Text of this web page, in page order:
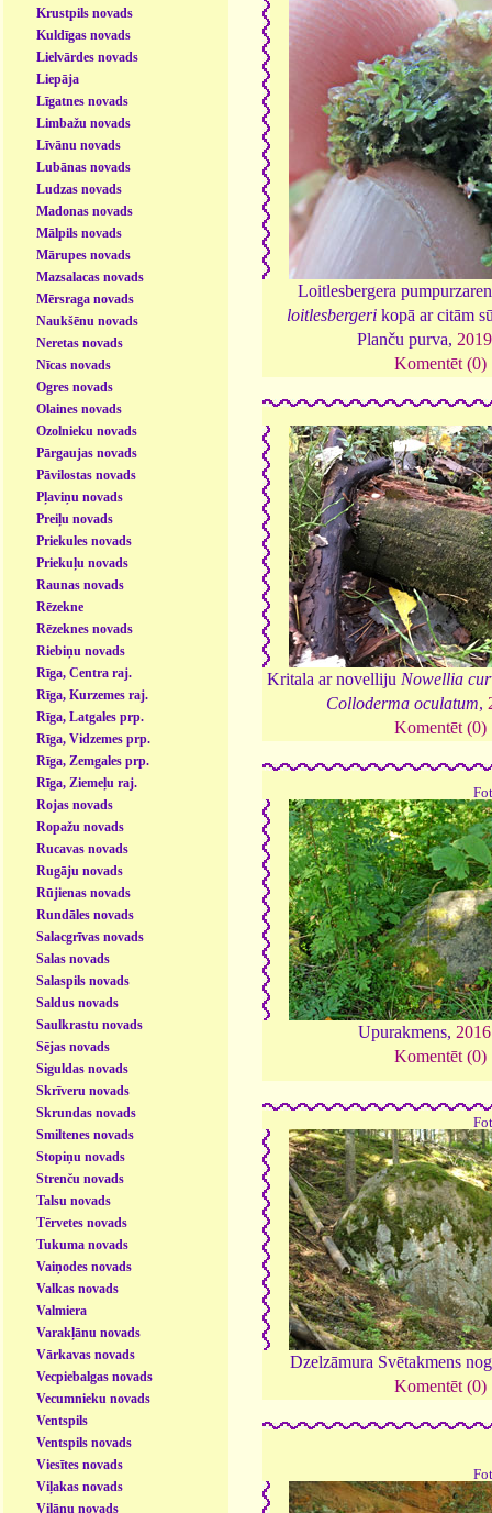
Krustpils novads
Kuldīgas novads
Lielvārdes novads
Liepāja
Līgatnes novads
Limbažu novads
Līvānu novads
Lubānas novads
Ludzas novads
Madonas novads
Mālpils novads
Mārupes novads
Mazsalacas novads
Mērsraga novads
Naukšēnu novads
Neretas novads
Nīcas novads
Ogres novads
Olaines novads
Ozolnieku novads
Pārgaujas novads
Pāvilostas novads
Pļaviņu novads
Preiļu novads
Priekules novads
Priekuļu novads
Raunas novads
Rēzekne
Rēzeknes novads
Riebiņu novads
Rīga, Centra raj.
Rīga, Kurzemes raj.
Rīga, Latgales prp.
Rīga, Vidzemes prp.
Rīga, Zemgales prp.
Rīga, Ziemeļu raj.
Rojas novads
Ropažu novads
Rucavas novads
Rugāju novads
Rūjienas novads
Rundāles novads
Salacgrīvas novads
Salas novads
Salaspils novads
Saldus novads
Saulkrastu novads
Sējas novads
Siguldas novads
Skrīveru novads
Skrundas novads
Smiltenes novads
Stopiņu novads
Strenču novads
Talsu novads
Tērvetes novads
Tukuma novads
Vaiņodes novads
Valkas novads
Valmiera
Varakļānu novads
Vārkavas novads
Vecpiebalgas novads
Vecumnieku novads
Ventspils
Ventspils novads
Viesītes novads
Viļakas novads
Viļānu novads
Loitlesbergera
loitlesbergeri kopā ar citām
Planču purva, 2019
Komentēt (0)
Kritala ar novelliju Nowellia
Colloderma oculatum,
Komentēt (0)
Upurakmens, 2016
Komentēt (0)
Dzelzāmura Svētakmens
Komentēt (0)